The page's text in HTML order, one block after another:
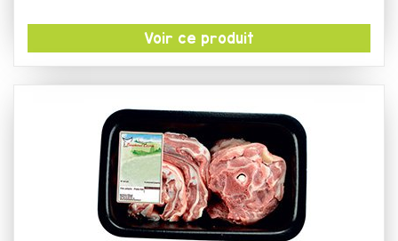
Voir ce produit